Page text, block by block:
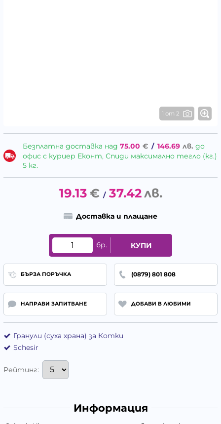
1 от 2
Безплатна доставка над 75.00 € / 146.69 лв. до
офис с куриер Еконт, Спиди максимално тегло (кг.)
5 кг.
19.13 € / 37.42лв.
Доставка и плащане
бр. КУПИ
БЪРЗА ПОРЪЧКА (0879) 801 808
НАПРАВИ ЗАПИТВАНЕ ДОБАВИ В ЛЮБИМИ
Гранули (суха храна) за Котки
Schesir
Рейтинг:
Информация